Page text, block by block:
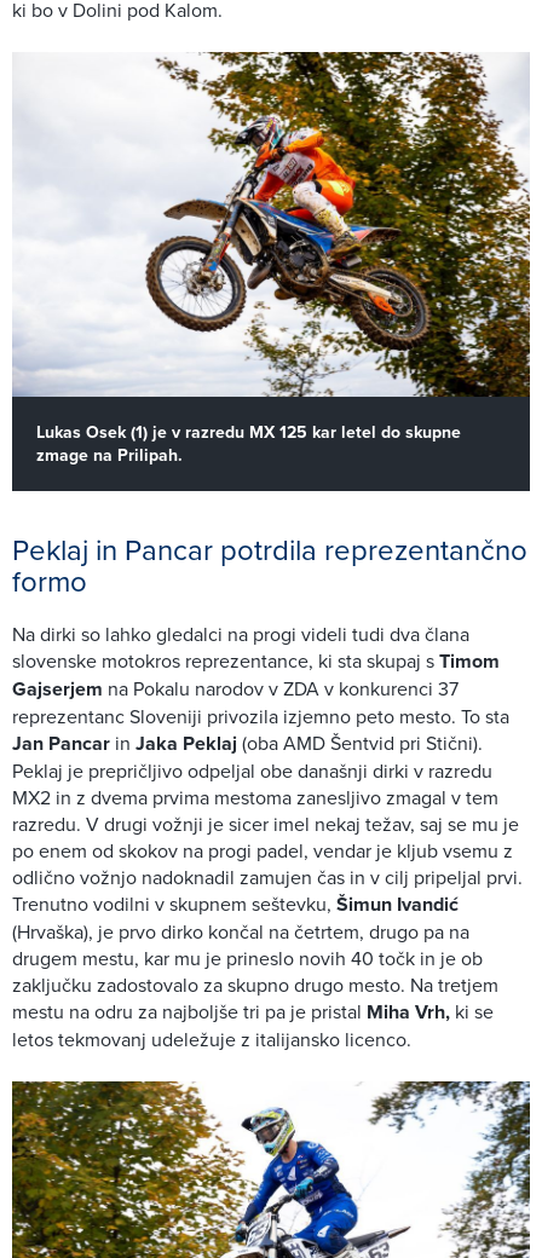
ki bo v Dolini pod Kalom.
Lukas Osek (1) je v razredu MX 125 kar letel do skupne
zmage na Prilipah.
Peklaj in Pancar potrdila reprezentančno
formo
Na dirki so lahko gledalci na progi videli tudi dva člana
slovenske motokros reprezentance, ki sta skupaj sTimom
Gajserjem na Pokalu narodov v ZDA v konkurenci 37
reprezentanc Sloveniji privozila izjemno peto mesto. To sta
Jan Pancar in Jaka Peklaj (oba AMD Šentvid pri Stični).
Peklaj je prepričljivo odpeljal obe današnji dirki v razredu
MX2 in z dvema prvima mestoma zanesljivo zmagal v tem
razredu. V drugi vožnji je sicer imel nekaj težav, saj se mu je
po enem od skokov na progi padel, vendar je kljub vsemu z
odlično vožnjo nadoknadil zamujen čas in v cilj pripeljal prvi.
Trenutno vodilni v skupnem seštevku, Šimun Ivandić
(Hrvaška), je prvo dirko končal na četrtem, drugo pa na
drugem mestu, kar mu je prineslo novih 40 točk in je ob
zaključku zadostovalo za skupno drugo mesto. Na tretjem
mestu na odru za najboljše tri pa je pristal Miha Vrh, ki se
letos tekmovanj udeležuje z italijansko licenco.